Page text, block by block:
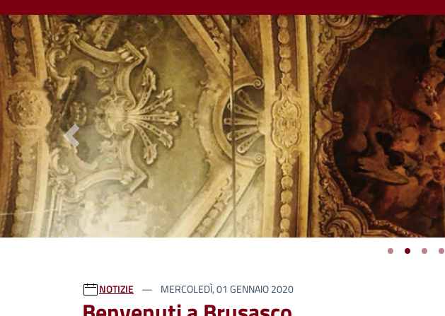
Previous
Ultime notizie
NOTIZIE MERCOLEDÌ, 01 GENNAIO 2020